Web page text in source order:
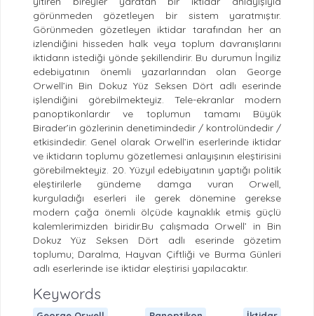
görünmeden gözetleyen bir sistem yaratmıştır.
Görünmeden gözetleyen iktidar tarafından her an
izlendiğini hisseden halk veya toplum davranışlarını
iktidarın istediği yönde şekillendirir. Bu durumun İngiliz
edebiyatının önemli yazarlarından olan George
Orwell’in Bin Dokuz Yüz Seksen Dört adlı eserinde
işlendiğini görebilmekteyiz. Tele-ekranlar modern
panoptikonlardır ve toplumun tamamı Büyük
Birader’in gözlerinin denetimindedir / kontrolündedir /
etkisindedir. Genel olarak Orwell’in eserlerinde iktidar
ve iktidarın toplumu gözetlemesi anlayışının eleştirisini
görebilmekteyiz. 20. Yüzyıl edebiyatının yaptığı politik
eleştirilerle gündeme damga vuran Orwell,
kurguladığı eserleri ile gerek dönemine gerekse
modern çağa önemli ölçüde kaynaklık etmiş güçlü
kalemlerimizden biridir.Bu çalışmada Orwell’ in Bin
Dokuz Yüz Seksen Dört adlı eserinde gözetim
toplumu; Daralma, Hayvan Çiftliği ve Burma Günleri
adlı eserlerinde ise iktidar eleştirisi yapılacaktır.
Keywords